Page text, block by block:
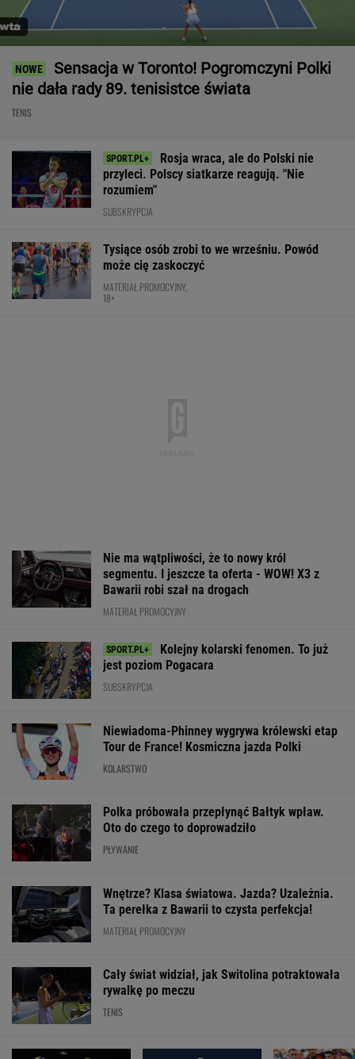
Sensacja w Toronto! Pogromczyni Polki
nie dała rady 89. tenisistce świata
TENIS
Rosja wraca, ale do Polski nie
przyleci. Polscy siatkarze reagują. "Nie
rozumiem"
SUBSKRYPCJA
Tysiące osób zrobi to we wrześniu. Powód
może cię zaskoczyć
MATERIAŁ PROMOCYJNY,
18+
Nie ma wątpliwości, że to nowy król
segmentu. I jeszcze ta oferta - WOW! X3 z
Bawarii robi szał na drogach
MATERIAŁ PROMOCYJNY
Kolejny kolarski fenomen. To już
jest poziom Pogacara
SUBSKRYPCJA
Niewiadoma-Phinney wygrywa królewski etap
Tour de France! Kosmiczna jazda Polki
KOLARSTWO
Polka próbowała przepłynąć Bałtyk wpław.
Oto do czego to doprowadziło
PŁYWANIE
Wnętrze? Klasa światowa. Jazda? Uzależnia.
Ta perełka z Bawarii to czysta perfekcja!
MATERIAŁ PROMOCYJNY
Cały świat widział, jak Switolina potraktowała
rywalkę po meczu
TENIS